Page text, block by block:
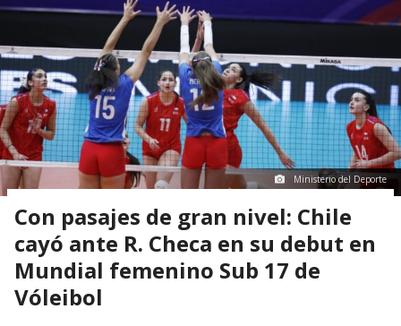
Ministerio del Deporte
Con pasajes de gran nivel: Chile
cayó ante R. Checa en su debut en
Mundial femenino Sub 17 de
Vóleibol